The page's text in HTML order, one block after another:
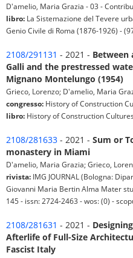
D'amelio, Maria Grazia - 03 -
libro: La Sistemazione del Tevere
Genio Civile di Roma (1876-1926) -
2108/291131 - 2021 - Between
Galli and the prestressed
Mignano Montelungo (1954)
Grieco, Lorenzo; D'amelio, Maria
congresso: History of Construction
libro: History of Construction
2108/281633 - 2021 - Sum or
monastery in Miami
D'amelio, Maria Grazia; Grieco,
rivista: IMG JOURNAL (Bologna:
Giovanni Maria Bertin Alma Mater
145 - issn: 2724-2463 - wos: (0) -
2108/281631 - 2021 -
Afterlife of Full-Size
Fascist Italy